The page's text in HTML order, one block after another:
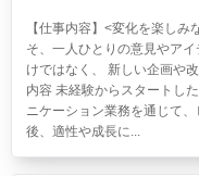
【仕事内容】<変化を楽しみ
そ、一人ひとりの意見やア
けではなく、 新しい企画や
内容 未経験からスタートし
ニケーション業務を通じて
後、適性や成長に...